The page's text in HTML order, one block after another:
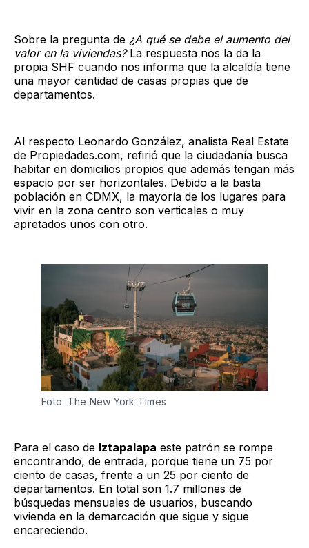
Sobre la pregunta de ¿A qué se debe el aumento del
valor en la viviendas?La respuesta nos la da la
propia SHF cuando nos informa que la alcaldía tiene
una mayor cantidad de casas propias que de
departamentos.
Al respecto Leonardo González, analista Real Estate
de Propiedades.com, refirió que la ciudadanía busca
habitar en domicilios propios que además tengan más
espacio por ser horizontales. Debido a la basta
población en CDMX, la mayoría de los lugares para
vivir en la zona centro son verticales o muy
apretados unos con otro.
Foto: The New York Times
Para el caso de Iztapalapa este patrón se rompe
encontrando, de entrada, porque tiene un 75 por
ciento de casas, frente a un 25 por ciento de
departamentos. En total son 1.7 millones de
búsquedas mensuales de usuarios, buscando
vivienda en la demarcación que sigue y sigue
encareciendo.